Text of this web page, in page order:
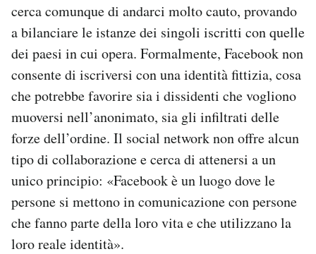
cerca comunque di andarci molto cauto, provando
a bilanciare le istanze dei singoli iscritti con quelle
dei paesi in cui opera. Formalmente, Facebook non
consente di iscriversi con una identità fittizia, cosa
che potrebbe favorire sia i dissidenti che vogliono
muoversi nell’anonimato, sia gli infiltrati delle
forze dell’ordine. Il social network non offre alcun
tipo di collaborazione e cerca di attenersi a un
unico principio: «Facebook è un luogo dove le
persone si mettono in comunicazione con persone
che fanno parte della loro vita e che utilizzano la
loro reale identità».